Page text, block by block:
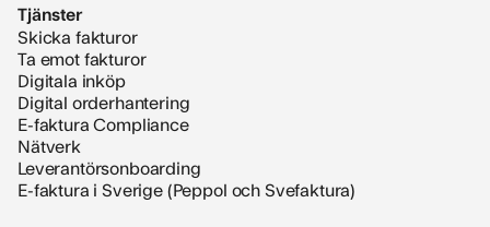
Tjänster
Skicka fakturor
Ta emot fakturor
Digitala inköp
Digital orderhantering
E-faktura Compliance
Nätverk
Leverantörsonboarding
E-faktura i Sverige (Peppol och Svefaktura)